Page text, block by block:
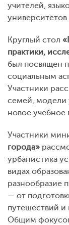
учителей,
Круглый стол
практики,
был посвящен
социальным
Участники
семей, модели
новое учебное
Участники
города»
урбанистика
видах
разнообразие
— от
путешествий и
Общим